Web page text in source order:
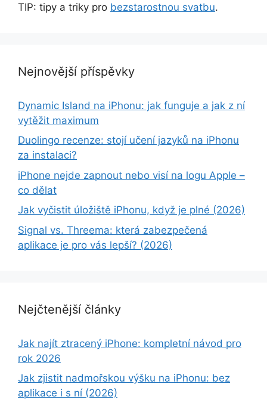
TIP: tipy a triky pro bezstarostnou svatbu.
Nejnovější příspěvky
Dynamic Island na iPhonu: jak funguje a jak z ní
vytěžit maximum
Duolingo recenze: stojí učení jazyků na iPhonu
za instalaci?
iPhone nejde zapnout nebo visí na logu Apple –
co dělat
Jak vyčistit úložiště iPhonu, když je plné (2026)
Signal vs. Threema: která zabezpečená
aplikace je pro vás lepší? (2026)
Nejčtenější články
Jak najít ztracený iPhone: kompletní návod pro
rok 2026
Jak zjistit nadmořskou výšku na iPhonu: bez
aplikace i s ní (2026)